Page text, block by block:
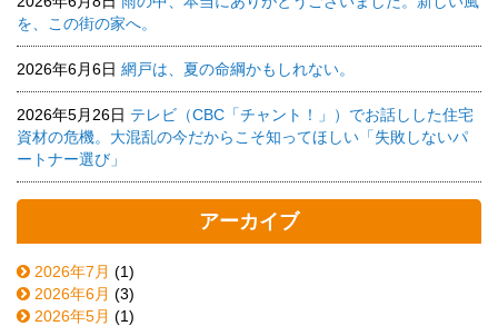
を、この街の家へ。
2026年6月6日 網戸は、夏の命綱かもしれない。
2026年5月26日 テレビ（CBC「チャント！」）でお話しした住宅
資材の危機。大混乱の今だからこそ知ってほしい「失敗しないパ
ートナー選び」
アーカイブ
2026年7月 (1)
2026年6月 (3)
2026年5月 (1)